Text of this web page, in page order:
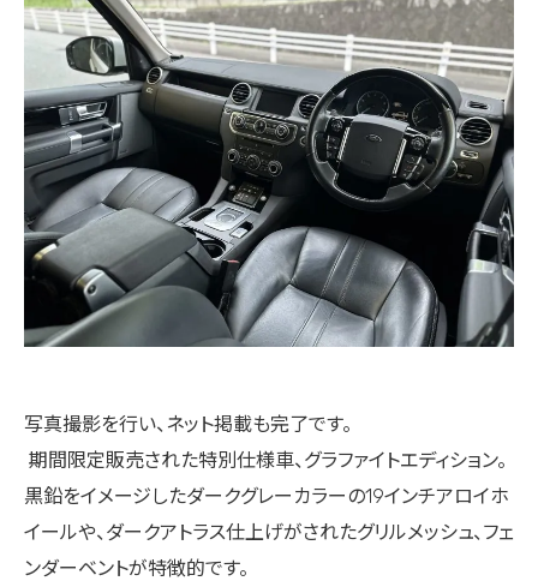
写真撮影を行い、ネット掲載も完了です。
期間限定販売された特別仕様車、グラファイトエディション。
黒鉛をイメージしたダークグレーカラーの19インチアロイホ
イールや、ダークアトラス仕上げがされたグリルメッシュ、フェ
ンダーベントが特徴的です。